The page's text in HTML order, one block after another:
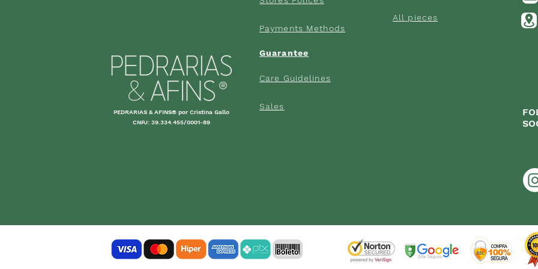
PEDRARIAS & AFINS® por Cristina Gallo
CNPJ: 39.334.455/0001-89
Payments Methods
Guarantee
Care Guidelines
Sales
All pieces